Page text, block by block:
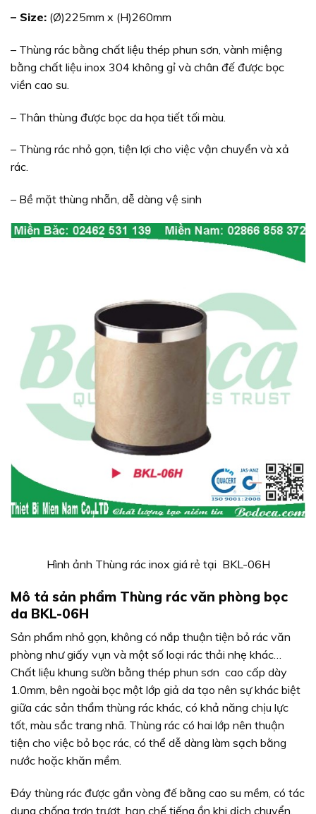
– Size: (Ø)225mm x (H)260mm
– Thùng rác bằng chất liệu thép phun sơn, vành miệng
bằng chất liệu inox 304 không gỉ và chân đế được bọc
viền cao su.
– Thân thùng được bọc da họa tiết tối màu.
– Thùng rác nhỏ gọn, tiện lợi cho việc vận chuyển và xả
rác.
– Bề mặt thùng nhẵn, dễ dàng vệ sinh
Hình ảnh Thùng rác inox giá rẻ tại BKL-06H
Mô tả sản phẩm Thùng rác văn phòng bọc
da BKL-06H
Sản phẩm nhỏ gọn, không có nắp thuận tiện bỏ rác văn
phòng như giấy vụn và một số loại rác thải nhẹ khác…
Chất liệu khung sườn bằng thép phun sơn cao cấp dày
1.0mm, bên ngoài bọc một lớp giả da tạo nên sự khác biệt
giữa các sản thẩm thùng rác khác, có khả năng chịu lực
tốt, màu sắc trang nhã. Thùng rác có hai lớp nên thuận
tiện cho việc bỏ bọc rác, có thể dễ dàng làm sạch bằng
nước hoặc khăn mềm.
Đáy thùng rác được gắn vòng đế bằng cao su mềm, có tác
dụng chống trơn trượt, hạn chế tiếng ồn khi dịch chuyển.